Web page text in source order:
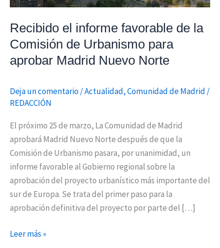
Recibido el informe favorable de la
Comisión de Urbanismo para
aprobar Madrid Nuevo Norte
Deja un comentario/Actualidad,Comunidad de Madrid /
REDACCIÓN
El próximo 25 de marzo, La Comunidad de Madrid
aprobará Madrid Nuevo Norte después de que la
Comisión de Urbanismo pasara, por unanimidad, un
informe favorable al Gobierno regional sobre la
aprobación del proyecto urbanístico más importante del
sur de Europa. Se trata del primer paso para la
aprobación definitiva del proyecto por parte del […]
Urbanismo
para
aprobar
Madrid
Nuevo
Leer más »